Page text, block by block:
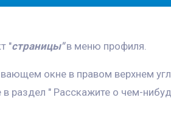
"страницы" в меню профиля.
окне в правом верхнем
в раздел " Расскажите о чем-